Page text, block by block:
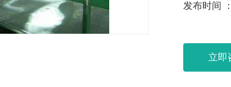
发布时间
立即